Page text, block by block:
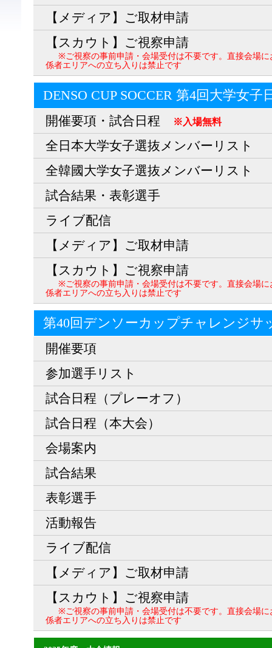
【メディア】ご取材申請
【スカウト】ご視察申請
※ご視察の事前申請・会場受付は不要です。直接会場
係者エリアへの立ち入りは禁止です
DENSO CUP SOCCER 第4回大学女子
開催要項・試合日程 ※入場無料
全日本大学女子選抜メンバーリスト
全韓國大学女子選抜メンバーリスト
試合結果・表彰選手
ライブ配信
【メディア】ご取材申請
【スカウト】ご視察申請
※ご視察の事前申請・会場受付は不要です。直接会場
係者エリアへの立ち入りは禁止です
第40回デンソーカップチャレンジサ
開催要項
参加選手リスト
試合日程（プレーオフ）
試合日程（本大会）
会場案内
試合結果
表彰選手
活動報告
ライブ配信
【メディア】ご取材申請
【スカウト】ご視察申請
※ご視察の事前申請・会場受付は不要です。直接会場
係者エリアへの立ち入りは禁止です